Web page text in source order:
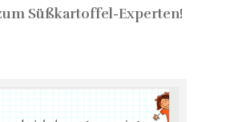
Süßkartoffel-Experten!